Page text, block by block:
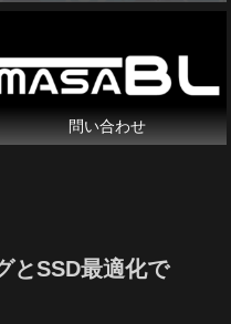
問い合わせ
とSSD最適化で